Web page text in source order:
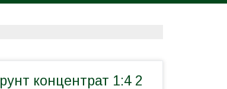
концентрат 1:4 2